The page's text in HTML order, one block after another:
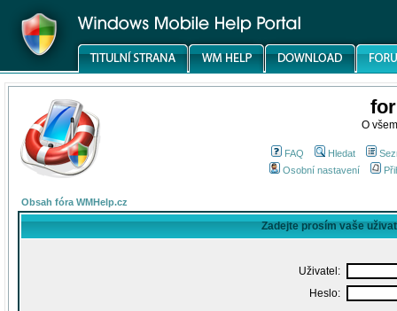
O
FAQ Hledat
Osobní nastavení
Obsah fóra WMHelp.cz
Zadejte prosím vaše
Uživatel:
Heslo: